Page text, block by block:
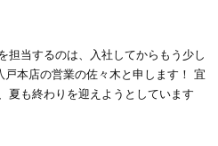
担当するのは、入社してからもう少し
本店の営業の佐々木と申します！ 宜
夏も終わりを迎えようとしています